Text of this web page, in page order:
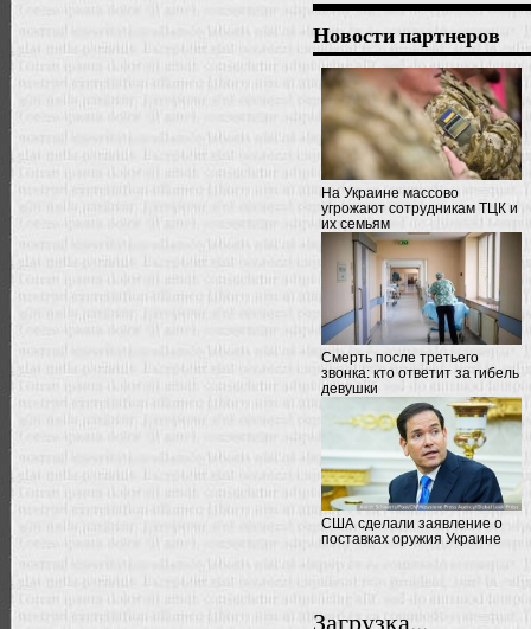
Новости партнеров
На Украине массово
угрожают сотрудникам ТЦК и
их семьям
Смерть после третьего
звонка: кто ответит за гибель
девушки
США сделали заявление о
поставках оружия Украине
Загрузка...